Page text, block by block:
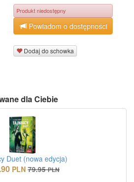
Produkt niedostępny
Powiadom o dostępności
Dodaj do schowka
dla Ciebie
Duet (nowa edycja)
PLN 79.95 PLN